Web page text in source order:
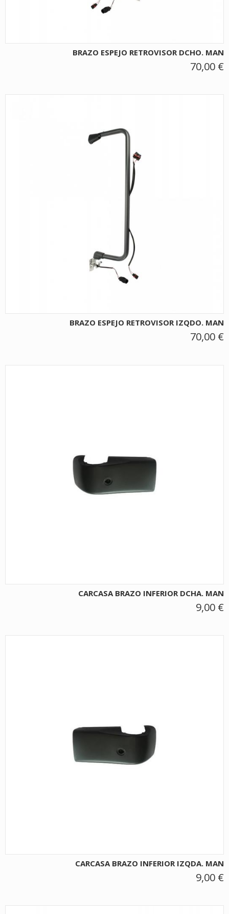
BRAZO ESPEJO RETROVISOR DCHO. MAN
70,00 €
BRAZO ESPEJO RETROVISOR IZQDO. MAN
70,00 €
CARCASA BRAZO INFERIOR DCHA. MAN
9,00 €
CARCASA BRAZO INFERIOR IZQDA. MAN
9,00 €